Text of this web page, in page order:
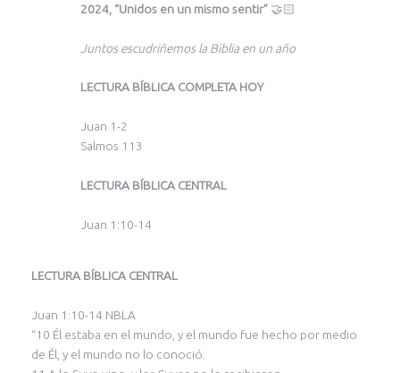
2024, “Unidos en un mismo sentir” 🤝🏻
Juntos escudriñemos la Biblia en un año
LECTURA BÍBLICA COMPLETA HOY
Juan 1-2
Salmos 113
LECTURA BÍBLICA CENTRAL
Juan 1:10-14
LECTURA BÍBLICA CENTRAL
Juan 1:10-14 NBLA
“10 Él estaba en el mundo, y el mundo fue hecho por medio
de Él, y el mundo no lo conoció.